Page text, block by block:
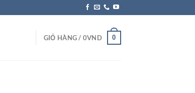
GIỎ HÀNG / 0VND 0